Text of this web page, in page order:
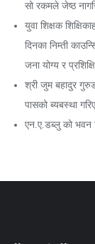
सो रकमले जेष्ठ
युवा शिक्षक
दिनका निम्ती
जना योग्य र
श्री जुम बहादुर
पासको ब्यबस्था
एन.ए.डब्लु को भवन